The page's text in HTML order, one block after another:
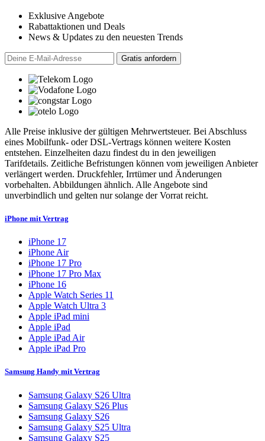
Exklusive Angebote
Rabattaktionen und Deals
News & Updates zu den neuesten Trends
Alle Preise inklusive der gültigen Mehrwertsteuer. Bei Abschluss
eines Mobilfunk- oder DSL-Vertrags können weitere Kosten
entstehen. Einzelheiten dazu findest du in den jeweiligen
Tarifdetails. Zeitliche Befristungen können vom jeweiligen Anbieter
verlängert werden. Druckfehler, Irrtümer und Änderungen
vorbehalten. Abbildungen ähnlich. Alle Angebote sind
unverbindlich und gelten nur solange der Vorrat reicht.
iPhone mit Vertrag
iPhone 17
iPhone Air
iPhone 17 Pro
iPhone 17 Pro Max
iPhone 16
Apple Watch Series 11
Apple Watch Ultra 3
Apple iPad mini
Apple iPad
Apple iPad Air
Apple iPad Pro
Samsung Handy mit Vertrag
Samsung Galaxy S26 Ultra
Samsung Galaxy S26 Plus
Samsung Galaxy S26
Samsung Galaxy S25 Ultra
Samsung Galaxy S25